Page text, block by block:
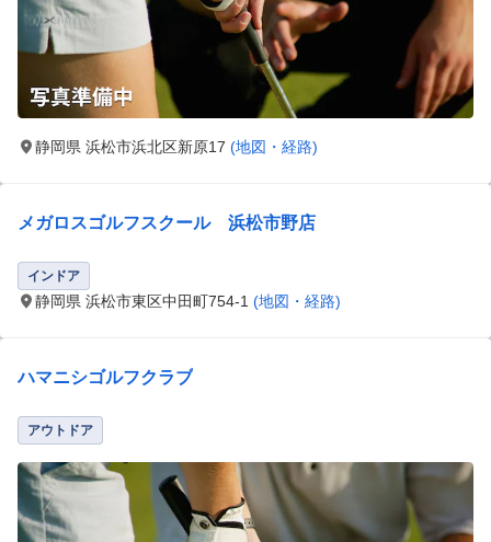
静岡県 浜松市浜北区新原17 (地図・経路)
メガロスゴルフスクール 浜松市野店
インドア
静岡県 浜松市東区中田町754-1 (地図・経路)
ハマニシゴルフクラブ
アウトドア